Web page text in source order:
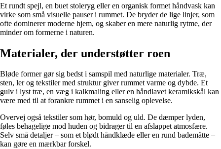
Et rundt spejl, en buet stoleryg eller en organisk formet håndvask kan
virke som små visuelle pauser i rummet. De bryder de lige linjer, som
ofte dominerer moderne hjem, og skaber en mere naturlig rytme, der
minder om formerne i naturen.
Materialer, der understøtter roen
Bløde former gør sig bedst i samspil med naturlige materialer. Træ,
sten, ler og tekstiler med struktur giver rummet varme og dybde. Et
gulv i lyst træ, en væg i kalkmaling eller en håndlavet keramikskål kan
være med til at forankre rummet i en sanselig oplevelse.
Overvej også tekstiler som hør, bomuld og uld. De dæmper lyden,
føles behagelige mod huden og bidrager til en afslappet atmosfære.
Selv små detaljer – som et blødt håndklæde eller en rund bademåtte –
kan gøre en mærkbar forskel.